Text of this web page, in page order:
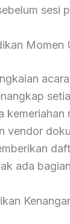
sesi
Momen
kemeriahan
vendor
ada